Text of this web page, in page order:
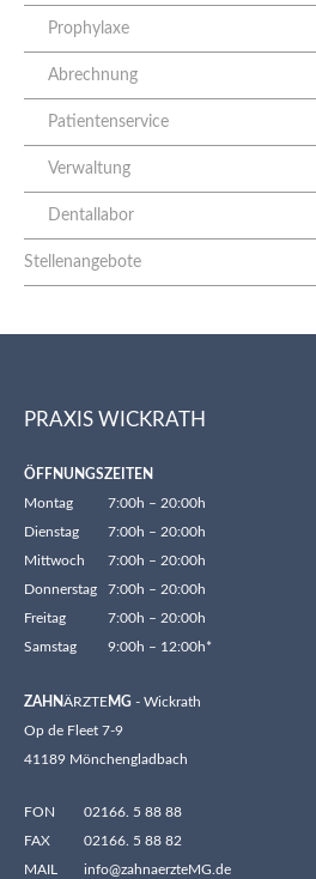
Prophylaxe
Abrechnung
Patientenservice
Verwaltung
Dentallabor
Stellenangebote
PRAXIS WICKRATH
ÖFFNUNGSZEITEN
Montag
7:00h – 20:00h
Dienstag
7:00h – 20:00h
Mittwoch
7:00h – 20:00h
Donnerstag
7:00h – 20:00h
Freitag
7:00h – 20:00h
Samstag
9:00h – 12:00h*
ZAHNÄRZTEMG - Wickrath
Op de Fleet 7-9
41189 Mönchengladbach
FON
02166. 5 88 88
FAX
02166. 5 88 82
MAIL
info@zahnaerzteMG.de